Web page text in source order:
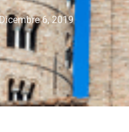
Dicembre 6, 2019